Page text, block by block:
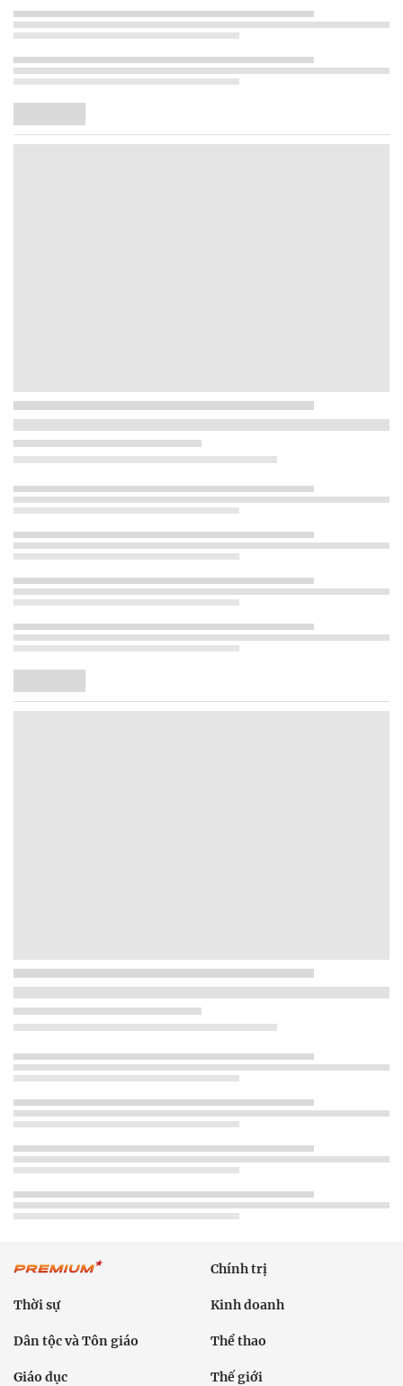
Chính trị
Thời sự Kinh doanh
Dân tộc và Tôn giáo Thể thao
Giáo dục Thế giới